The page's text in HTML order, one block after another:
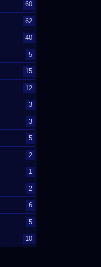
60
62
40
5
15
12
3
3
5
2
1
2
6
5
10